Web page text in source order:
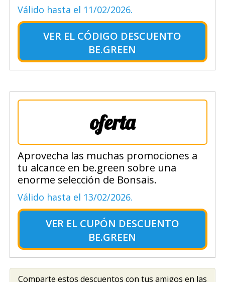
Válido hasta el 11/02/2026.
VER EL CÓDIGO DESCUENTO
BE.GREEN
oferta
Aprovecha las muchas promociones a
tu alcance en be.green sobre una
enorme selección de Bonsais.
Válido hasta el 13/02/2026.
VER EL CUPÓN DESCUENTO
BE.GREEN
Comparte estos descuentos con tus amigos en las